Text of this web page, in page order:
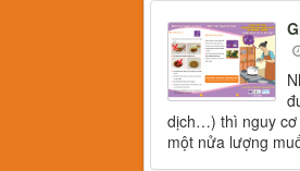
dịch…) thì nguy cơ
một nửa lượng